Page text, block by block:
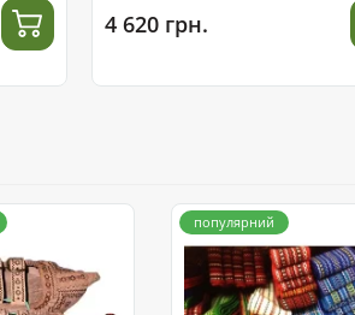
4 620 грн.
популярний